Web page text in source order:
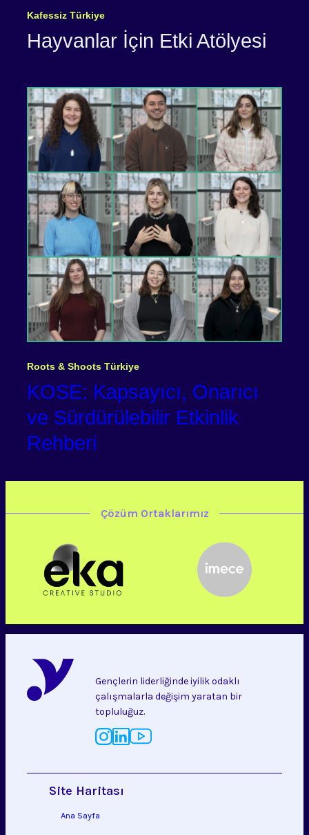
Kafessiz Türkiye
Hayvanlar İçin Etki Atölyesi
Roots & Shoots Türkiye
KOSE: Kapsayıcı, Onarıcı
ve Sürdürülebilir Etkinlik
Rehberi
Çözüm Ortaklarımız
Gençlerin liderliğinde iyilik odaklı
çalışmalarla değişim yaratan bir
topluluğuz.
Site Haritası
Ana Sayfa